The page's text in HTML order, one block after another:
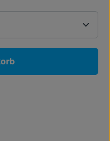
Wert ein